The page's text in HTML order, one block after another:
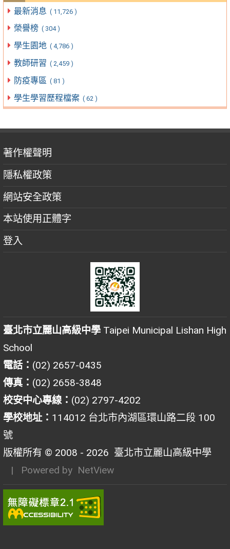
最新消息 ( 11,726 )
榮譽榜 ( 304 )
學生園地 ( 4,786 )
教師研習 ( 2,459 )
防疫專區 ( 81 )
學生學習歷程檔案 ( 62 )
著作權聲明
隱私權政策
網站安全政策
本站使用正體字
登入
臺北市立麗山高級中學 Taipei Municipal Lishan High
School
電話： (02) 2657-0435
傳真： (02) 2658-3848
校安中心專線： (02) 2797-4202
學校地址： 114012 台北市內湖區環山路二段 100
號
版權所有 © 2008 - 2026 臺北市立麗山高級中學
| Powered by NetView